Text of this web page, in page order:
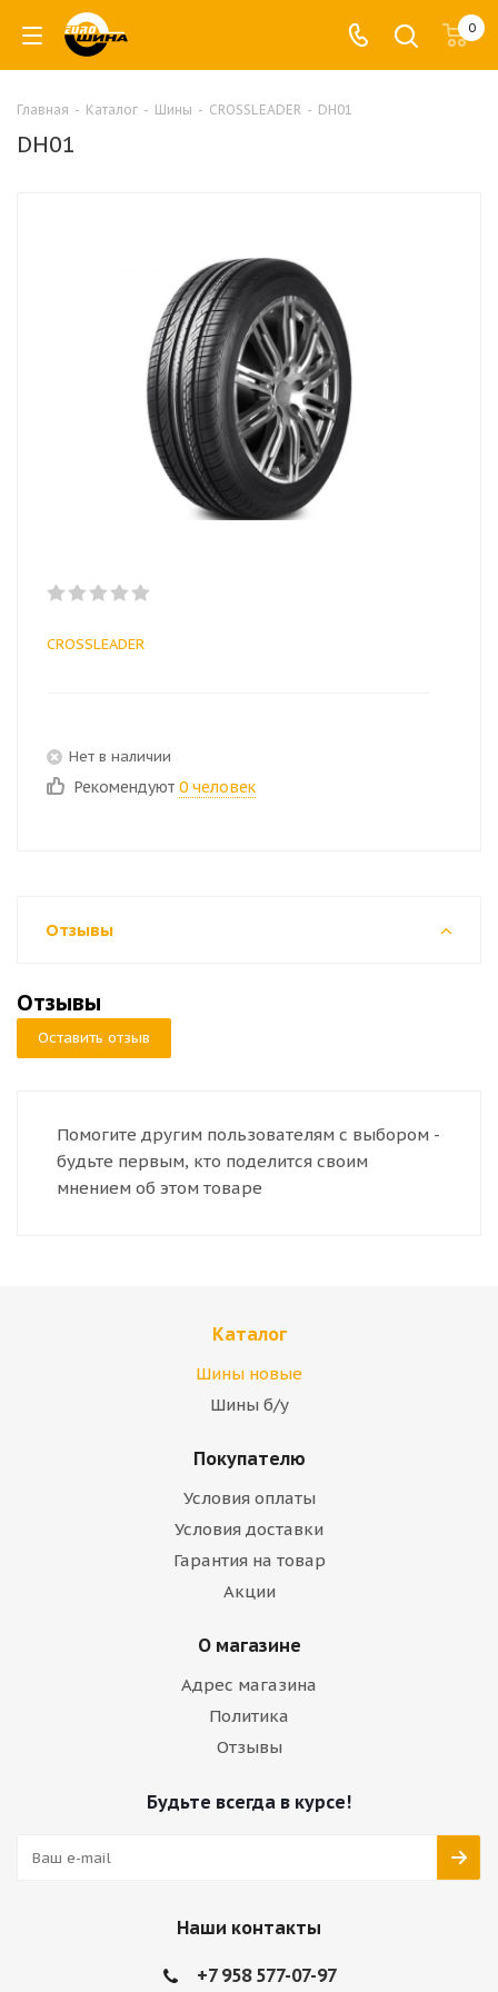
0
Главная - Каталог - Шины - CROSSLEADER - DH01
DH01
CROSSLEADER
Нет в наличии
Рекомендуют 0 человек
Отзывы
Отзывы
Оставить отзыв
Помогите другим пользователям с выбором -
будьте первым, кто поделится своим
мнением об этом товаре
Каталог
Шины новые
Шины б/у
Покупателю
Условия оплаты
Условия доставки
Гарантия на товар
Акции
О магазине
Адрес магазина
Политика
Отзывы
Будьте всегда в курсе!
Наши контакты
+7 958 577-07-97